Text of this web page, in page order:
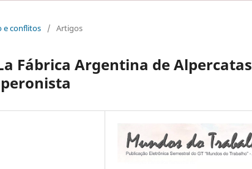
e conflitos / Artigos
Fábrica Argentina de Alpercatas